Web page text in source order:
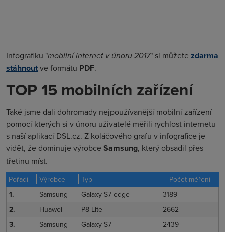
Infografiku "mobilní internet v únoru 2017" si můžete zdarma
stáhnoutve formátu PDF.
TOP 15 mobilních zařízení
Také jsme dali dohromady nejpoužívanější mobilní zařízení
pomocí kterých si v únoru uživatelé měřili rychlost internetu
s naší aplikací DSL.cz. Z koláčového grafu v infografice je
vidět, že dominuje výrobce Samsung, který obsadil přes
třetinu míst.
Pořadí Výrobce Typ
Počet měření
1.
Samsung Galaxy S7 edge
3189
2.
Huawei P8 Lite
2662
3.
Samsung Galaxy S7
2439